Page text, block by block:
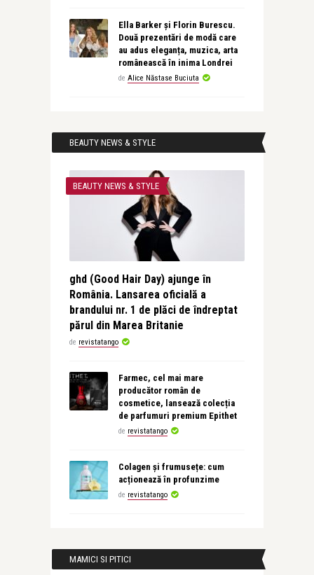
Ella Barker și Florin Burescu.
Două prezentări de modă care
au adus eleganța, muzica, arta
românească în inima Londrei
de Alice Năstase Buciuta
BEAUTY NEWS & STYLE
BEAUTY NEWS & STYLE
ghd (Good Hair Day) ajunge în
România. Lansarea oficială a
brandului nr. 1 de plăci de îndreptat
părul din Marea Britanie
de revistatango
Farmec, cel mai mare
producător român de
cosmetice, lansează colecția
de parfumuri premium Epithet
de revistatango
Colagen și frumusețe: cum
acționează în profunzime
de revistatango
MAMICI SI PITICI